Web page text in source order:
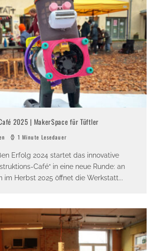
2025 | MakerSpace für Tüftler
1 Minute Lesedauer
Erfolg 2024 startet das innovative
Café“ in eine neue Runde: an
im Herbst 2025 öffnet die Werkstatt...